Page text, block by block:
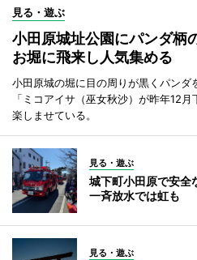
見る・遊ぶ
小田原城址公園にパンダ柄
お堀に飛来し人気集める
小田原城の堀に目の周りが黒くパンダ
「ミコアイサ（巫女秋沙）が昨年12
楽しませている。
見る・遊ぶ
城下町小田原で安
一斉放水では虹も
見る・遊ぶ